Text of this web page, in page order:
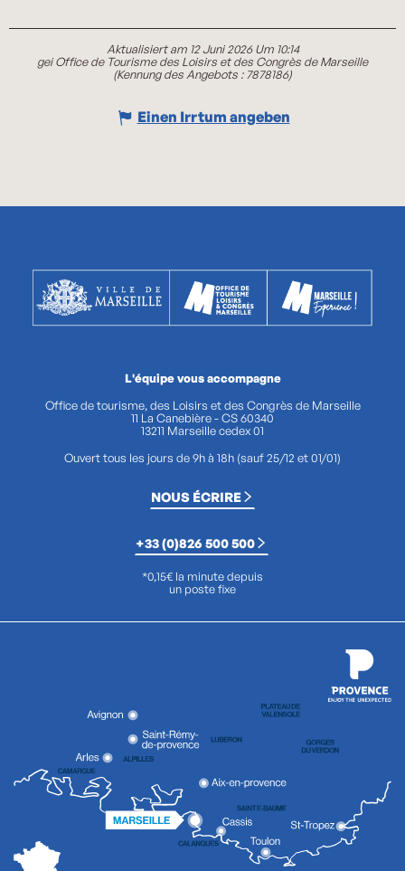
Aktualisiert am 12 Juni 2026 Um 10:14
gei Office de Tourisme des Loisirs et des Congrès de Marseille
(Kennung des Angebots : 7878186)
Einen Irrtum angeben
L'équipe vous accompagne
Office de tourisme, des Loisirs et des Congrès de Marseille
11 La Canebière - CS 60340
13211 Marseille cedex 01
Ouvert tous les jours de 9h à 18h (sauf 25/12 et 01/01)
NOUS ÉCRIRE
+33 (0)826 500 500
*0,15€ la minute depuis
un poste fixe